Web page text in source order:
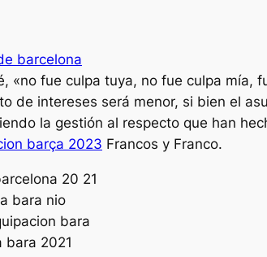
«no fue culpa tuya, no fue culpa mía,
de intereses será menor, si bien el
la gestión al respecto que han
barça 2023 Francos y Franco.